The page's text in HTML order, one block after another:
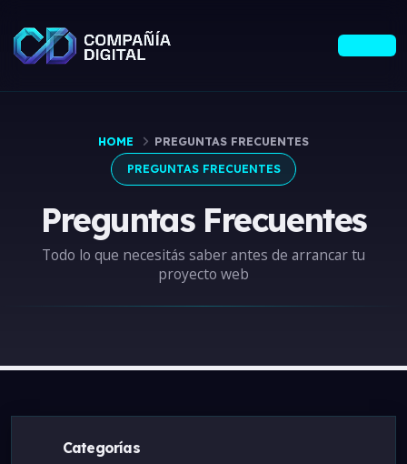
PREGUNTAS FRECUENTES
Preguntas Frecuentes
Todo lo que necesitás saber antes de arrancar tu
proyecto web
HOME PREGUNTAS FRECUENTES
Categorías